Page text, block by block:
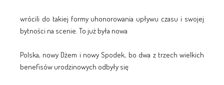
wrócili do takiej formy uhonorowania upływu czasu i swojej
bytności na scenie. To już była nowa
Polska, nowy Dżem i nowy Spodek, bo dwa z trzech wielkich
benefisów urodzinowych odbyły się